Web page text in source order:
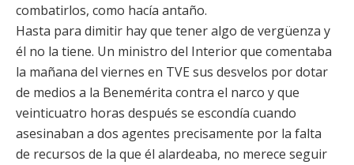
combatirlos, como hacía antaño.
Hasta para dimitir hay que tener algo de vergüenza y
él no la tiene. Un ministro del Interior que comentaba
la mañana del viernes en TVE sus desvelos por dotar
de medios a la Benemérita contra el narco y que
veinticuatro horas después se escondía cuando
asesinaban a dos agentes precisamente por la falta
de recursos de la que él alardeaba, no merece seguir